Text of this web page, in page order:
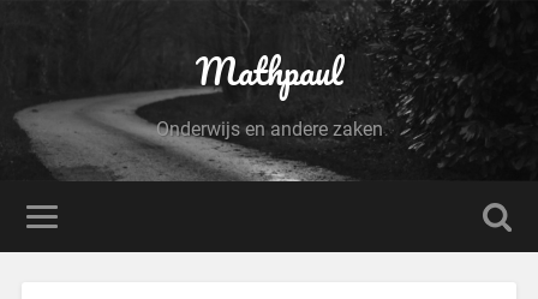
Mathpaul
Onderwijs en andere zaken